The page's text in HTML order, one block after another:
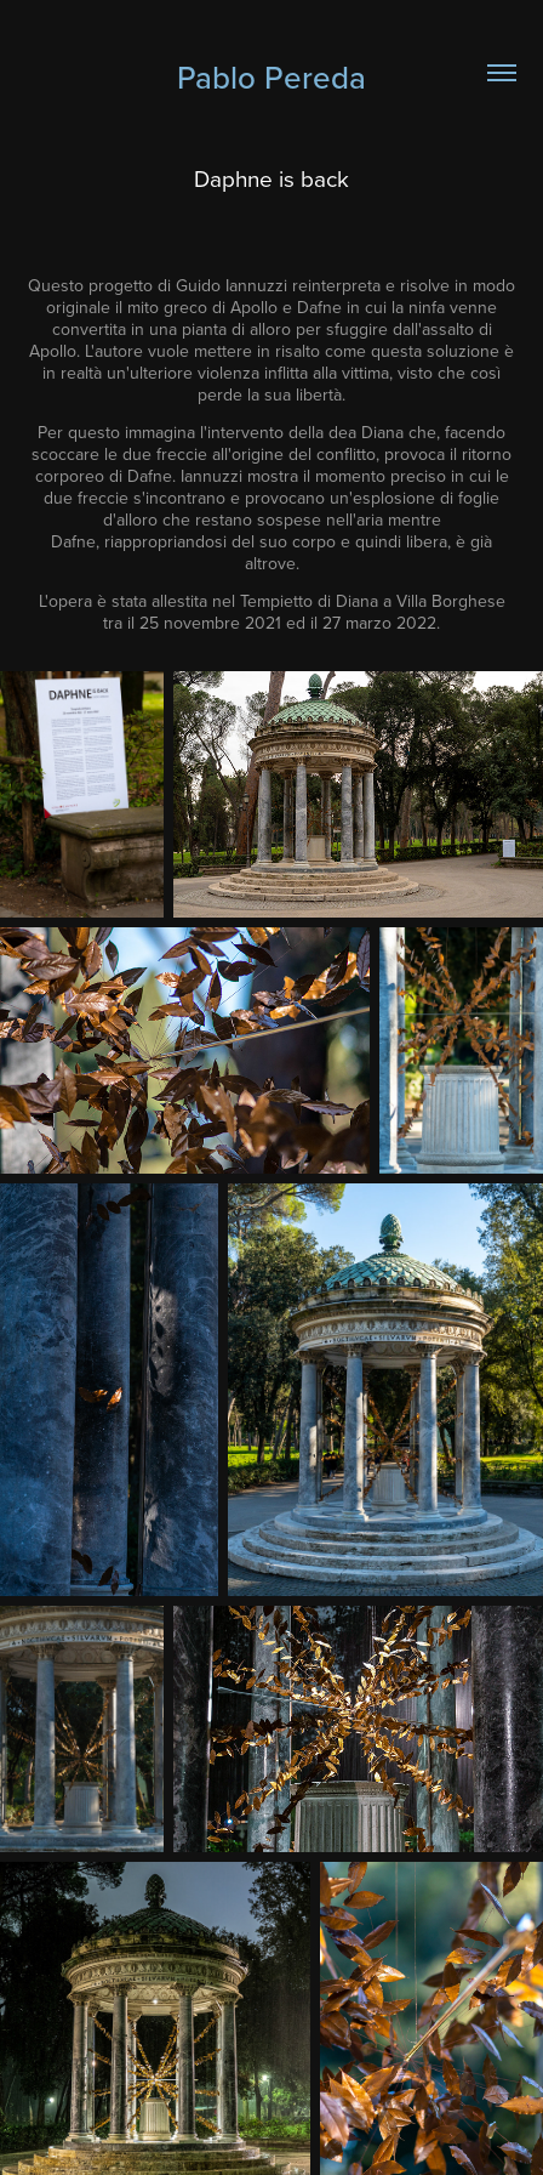
Pablo Pereda
Daphne is back
Questo progetto di Guido Iannuzzi reinterpreta e risolve in modo
originale il mito greco di Apollo e Dafne in cui la ninfa venne
convertita in una pianta di alloro per sfuggire dall'assalto di
Apollo. L'autore vuole mettere in risalto come questa soluzione è
in realtà un'ulteriore violenza inflitta alla vittima, visto che così
perde la sua libertà.
Per questo immagina l'intervento della dea Diana che, facendo
scoccare le due freccie all'origine del conflitto, provoca il ritorno
corporeo di Dafne. Iannuzzi mostra il momento preciso in cui le
due freccie s'incontrano e provocano un'esplosione di foglie
d'alloro che restano sospese nell'aria mentre
Dafne, riappropriandosi del suo corpo e quindi libera, è già
altrove.
L'opera è stata allestita nel Tempietto di Diana a Villa Borghese
tra il 25 novembre 2021 ed il 27 marzo 2022.